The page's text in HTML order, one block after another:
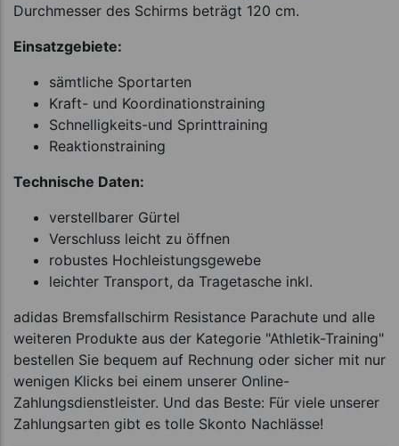
Durchmesser des Schirms beträgt 120 cm.
Einsatzgebiete:
sämtliche Sportarten
Kraft- und Koordinationstraining
Schnelligkeits-und Sprinttraining
Reaktionstraining
Technische Daten:
verstellbarer Gürtel
Verschluss leicht zu öffnen
robustes Hochleistungsgewebe
leichter Transport, da Tragetasche inkl.
adidas Bremsfallschirm Resistance Parachute und alle
weiteren Produkte aus der Kategorie "Athletik-Training"
bestellen Sie bequem auf Rechnung oder sicher mit nur
wenigen Klicks bei einem unserer Online-
Zahlungsdienstleister. Und das Beste: Für viele unserer
Zahlungsarten gibt es tolle Skonto Nachlässe!